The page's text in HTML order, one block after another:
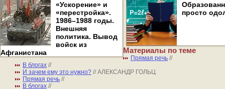
«Ускорение» и
«перестройка».
1986–1988 годы.
Внешняя
политика. Вывод
войск из
Афганистана
просто
Материалы по теме
Прямая речь //
В блогах //
И зачем ему это нужно? // АЛЕКСАНДР ГОЛЬЦ
Прямая речь //
В блогах //